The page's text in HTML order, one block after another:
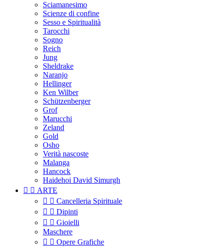
Sciamanesimo
Scienze di confine
Sesso e Spiritualità
Tarocchi
Sogno
Reich
Jung
Sheldrake
Naranjo
Hellinger
Ken Wilber
Schützenberger
Grof
Marucchi
Zeland
Gold
Osho
Verità nascoste
Malanga
Hancock
Haidehoi David Simurgh
  ARTE
  Cancelleria Spirituale
  Dipinti
  Gioielli
Maschere
  Opere Grafiche